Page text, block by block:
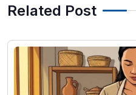
Related Post